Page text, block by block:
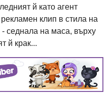
й като агент
клип в стила на
седнала на маса, върху
й крак...